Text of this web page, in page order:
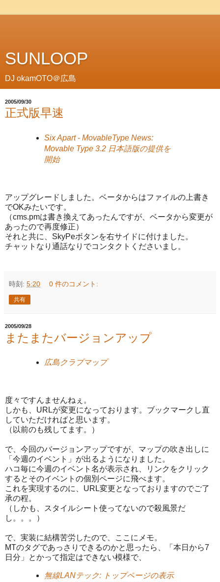
SUNLOOP
DJ okamOTO＠広島
2005/09/30
正式版早速
Six Apart - MovableType News:
Movable Type 3.2 日本語版の提供を
開始
アップグレードしました。ベータからはファイルの上書き
でOKみたいです。
（cms.pmは書き換えてあったんですが、ベータから変更が
あったので再度修正）
それと共に、SkyPeボタンを右サイドに付けました。
チャットなり通話なりでコンタクトくださいまし。
時刻: 5:20 0 件のコメント:
共有
2005/09/28
またまたバージョンアップ
広島クラブマップ
度々ですんませんねぇ。
しかも、URLが変更になっております。ブックマークし直
していただければと思います。
（以前のも残してます。）
で、今回のバージョンアップですが、マップの吹き出しに
「今週のイベント」が出るようになりました。
ハコ毎に今週のイベント名が表示され、リンクをクリック
するとそのイベントの個別ページに飛べます。
これを実現するのに、URL変更となっておりますのでご了
承の程。
（しかも、スタイルシート使ってないので殺風景だ
し。。。）
で、実装に結構苦労したので、ここにメモ。
MTのタグであっさりできるのかと思ったら、「本日から7
日分」とかって指定はできない模様で、
無線LANテック: トップページの表示